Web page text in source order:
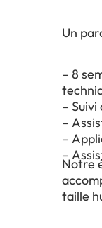
Un
– 8
–
–
–
–
Notre
taille